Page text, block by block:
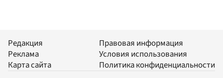
Редакция
Реклама
Карта сайта
Правовая информация
Условия использования
Политика конфиденциальности